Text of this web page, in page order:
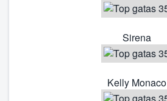
Sirena
Kelly Monaco